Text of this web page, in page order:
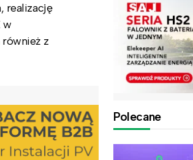
realizację
w
z
Polecane